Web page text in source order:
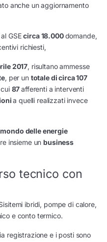
anche un aggiornamento
GSEcirca 18.000domande,
richiesti,
2017, risultano ammesse
, per un totale di circa 107
87afferenti a interventi
a quelli realizzati invece
delle energie
insieme unbusiness
tecnico con
ibridi, pompe di calore,
e conto termico.
registrazione e i posti sono